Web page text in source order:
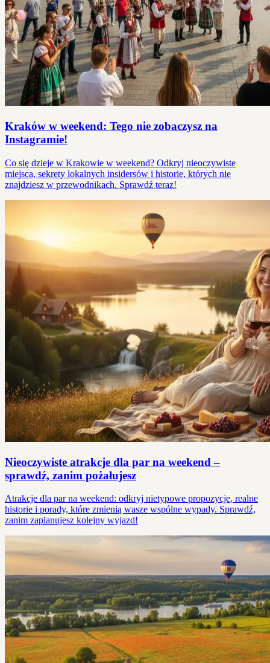
Kraków w weekend: Tego nie zobaczysz na
Instagramie!
Co się dzieje w Krakowie w weekend? Odkryj nieoczywiste
miejsca, sekrety lokalnych insidersów i historie, których nie
znajdziesz w przewodnikach. Sprawdź teraz!
Nieoczywiste atrakcje dla par na weekend –
sprawdź, zanim pożałujesz
Atrakcje dla par na weekend: odkryj nietypowe propozycje, realne
historie i porady, które zmienią wasze wspólne wypady. Sprawdź,
zanim zaplanujesz kolejny wyjazd!